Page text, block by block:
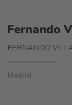
Fernando
FERNANDO
Madrid